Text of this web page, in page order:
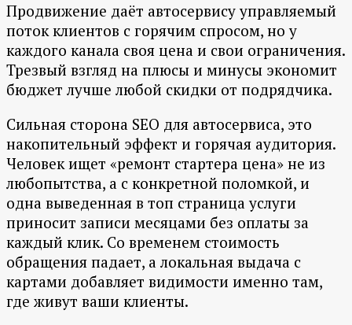
Продвижение даёт автосервису управляемый
поток клиентов с горячим спросом, но у
каждого канала своя цена и свои ограничения.
Трезвый взгляд на плюсы и минусы экономит
бюджет лучше любой скидки от подрядчика.
Сильная сторона SEO для автосервиса, это
накопительный эффект и горячая аудитория.
Человек ищет «ремонт стартера цена» не из
любопытства, а с конкретной поломкой, и
одна выведенная в топ страница услуги
приносит записи месяцами без оплаты за
каждый клик. Со временем стоимость
обращения падает, а локальная выдача с
картами добавляет видимости именно там,
где живут ваши клиенты.